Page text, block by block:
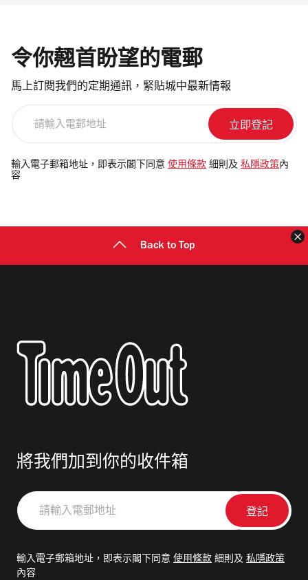
令你翹首盼望的電郵
馬上訂閱我們的定期通訊，緊貼城中最新情報
電
郵
輸入電子郵箱地址，即表示閣下同意 使用條款 細則及 私隱政策 內
容
Back to Top
將我們加到你的收件箱
請
輸
郵
輸入電子郵箱地址，即表示閣下同意 使用條款 細則及 私隱政策
內容